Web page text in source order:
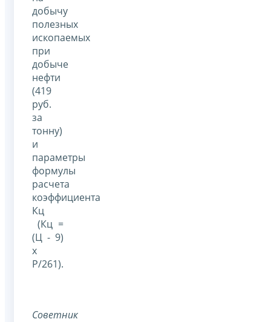
добычу
полезных
ископаемых
при
добыче
нефти
(419
руб.
за
тонну)
и
параметры
формулы
расчета
коэффициента
Кц
(Кц =
(Ц - 9)
х
Р/261).
Советник